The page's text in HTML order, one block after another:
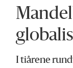
I tiårene